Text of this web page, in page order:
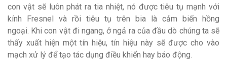
con vật sẽ luôn phát ra tia nhiệt, nó được tiêu tụ mạnh với
kính Fresnel và rồi tiêu tụ trên bia là cảm biến hồng
ngoại. Khi con vật đi ngang, ở ngả ra của đầu dò chúng ta sẽ
thấy xuất hiện một tín hiệu, tín hiệu này sẽ được cho vào
mạch xử lý để tạo tác dụng điều khiển hay báo động.